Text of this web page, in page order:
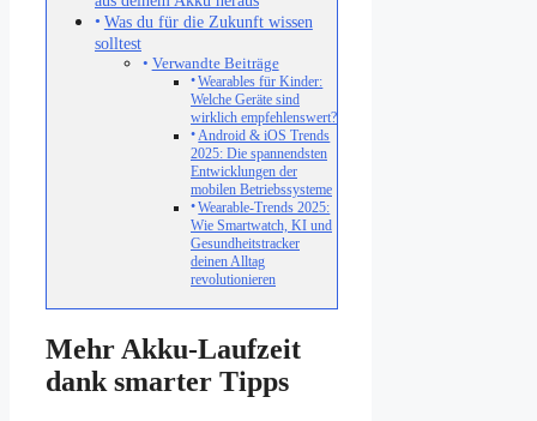
Was du für die Zukunft wissen
solltest
Verwandte Beiträge
Wearables für Kinder:
Welche Geräte sind
wirklich empfehlenswert?
Android & iOS Trends
2025: Die spannendsten
Entwicklungen der
mobilen Betriebssysteme
Wearable-Trends 2025:
Wie Smartwatch, KI und
Gesundheitstracker
deinen Alltag
revolutionieren
Mehr Akku-Laufzeit
dank smarter Tipps